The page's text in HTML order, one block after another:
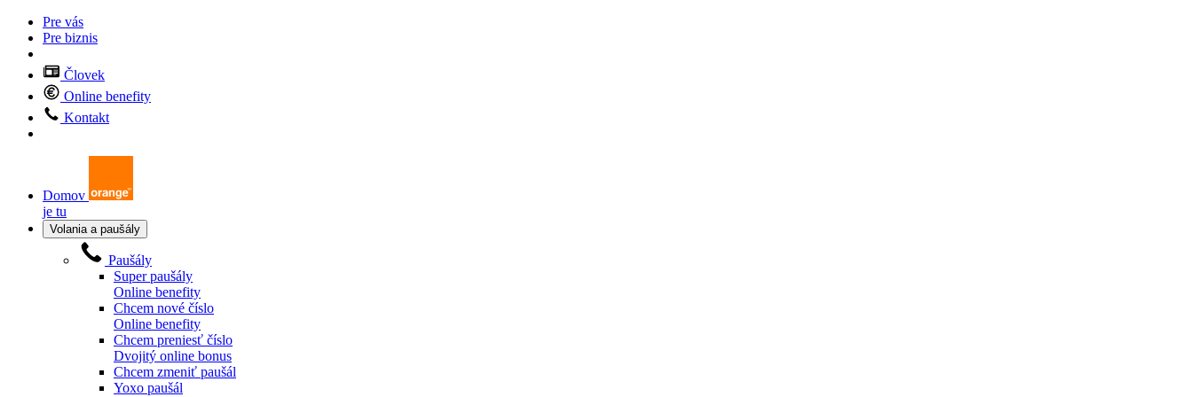
Pre vás
Pre biznis
Človek
Online benefity
Kontakt
Domov
je tu
Volania a paušály
Paušály
Super paušály
Online benefity
Chcem nové číslo
Online benefity
Chcem preniesť číslo
Dvojitý online bonus
Chcem zmeniť paušál
Yoxo paušál